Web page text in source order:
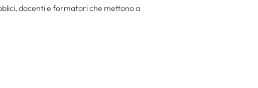
docenti e formatori che mettono a